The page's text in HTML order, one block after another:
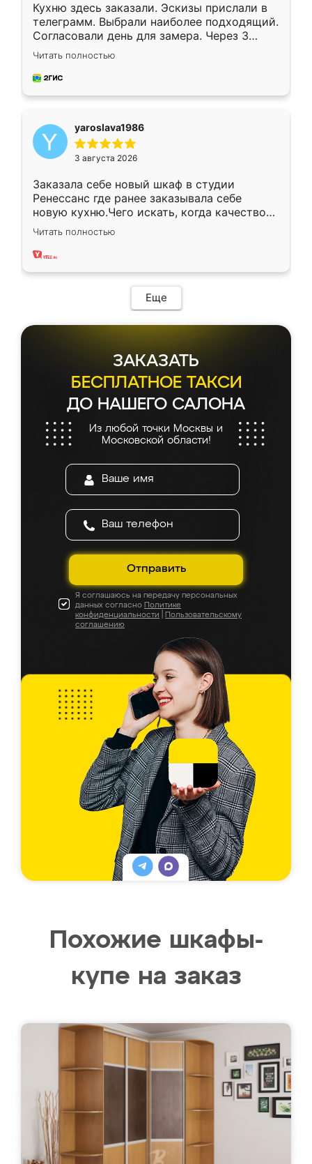
Кухню здесь заказали. Эскизы прислали в
телеграмм. Выбрали наиболее подходящий.
Согласовали день для замера. Через 3
недели кухня была уже готова. Остались
довольны работой. Спасибо Ренессанс
мебель за качественную работу!
Читать полностью
yaroslava1986
3 августа 2026
Заказала себе новый шкаф в студии
Ренессанс где ранее заказывала себе
новую кухню.Чего искать, когда качеством
вполне довольна. Служит кухня уже почти
два года, нареканий нет.
Читать полностью
Еще
ЗАКАЗАТЬ
БЕСПЛАТНОЕ ТАКСИ
ДО НАШЕГО САЛОНА
Из любой точки Москвы и
Московской области!
Отправить
Я соглашаюсь на передачу персональных
данных согласно Политике
конфиденциальности
Пользовательскому
соглашению
Похожие шкафы-
купе на заказ